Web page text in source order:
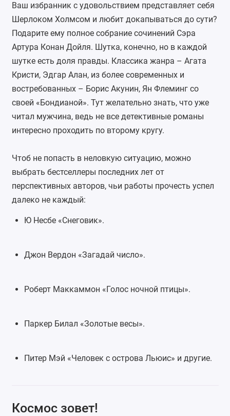
Ваш избранник с удовольствием представляет себя
Шерлоком Холмсом и любит докапываться до сути?
Подарите ему полное собрание сочинений Сэра
Артура Конан Дойля. Шутка, конечно, но в каждой
шутке есть доля правды. Классика жанра – Агата
Кристи, Эдгар Алан, из более современных и
востребованных – Борис Акунин, Ян Флеминг со
своей «Бондианой». Тут желательно знать, что уже
читал мужчина, ведь не все детективные романы
интересно проходить по второму кругу.
Чтоб не попасть в неловкую ситуацию, можно
выбрать бестселлеры последних лет от
перспективных авторов, чьи работы прочесть успел
далеко не каждый:
Ю Несбе «Снеговик».
Джон Вердон «Загадай число».
Роберт Маккаммон «Голос ночной птицы».
Паркер Билал «Золотые весы».
Питер Мэй «Человек с острова Льюис» и другие.
Космос зовет!